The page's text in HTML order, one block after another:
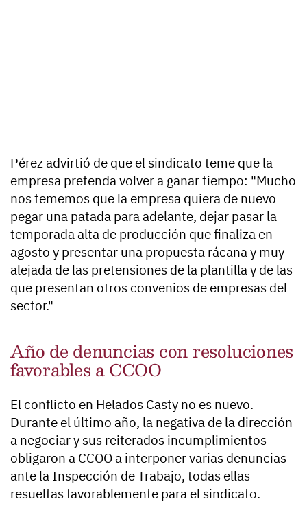
Pérez advirtió de que el sindicato teme que la
empresa pretenda volver a ganar tiempo: "Mucho
nos tememos que la empresa quiera de nuevo
pegar una patada para adelante, dejar pasar la
temporada alta de producción que finaliza en
agosto y presentar una propuesta rácana y muy
alejada de las pretensiones de la plantilla y de las
que presentan otros convenios de empresas del
sector."
Año de denuncias con resoluciones
favorables a CCOO
El conflicto en Helados Casty no es nuevo.
Durante el último año, la negativa de la dirección
a negociar y sus reiterados incumplimientos
obligaron a CCOO a interponer varias denuncias
ante la Inspección de Trabajo, todas ellas
resueltas favorablemente para el sindicato.